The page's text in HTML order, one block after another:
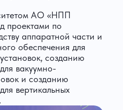
АО «НПП
проектами по
аппаратной части и
обеспечения для
созданию
вакуумно-
и созданию
вертикальных